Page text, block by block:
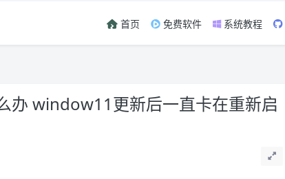
首页 免费软件 系统教程
办 window11更新后一直卡在重新启